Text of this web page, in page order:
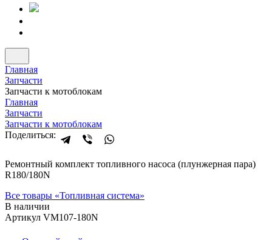
Главная
Запчасти
Запчасти к мотоблокам
Главная
Запчасти
Запчасти к мотоблокам
Поделиться:
Ремонтный комплект топливного насоса (плунжерная пара)
R180/180N
Все товары «Топливная система»
В наличии
Артикул VM107-180N